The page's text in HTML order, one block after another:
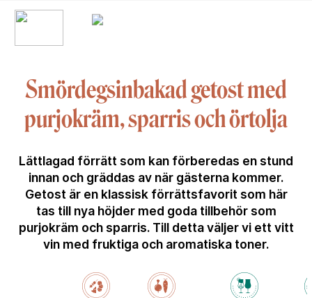
Smördegsinbakad getost med
purjokräm, sparris och örtolja
Lättlagad förrätt som kan förberedas en stund
innan och gräddas av när gästerna kommer.
Getost är en klassisk förrättsfavorit som här
tas till nya höjder med goda tillbehör som
purjokräm och sparris. Till detta väljer vi ett vitt
vin med fruktiga och aromatiska toner.